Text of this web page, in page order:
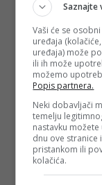
Saznajte
Vaši će se
uređaja
uređaja) može
ili ih može
možemo
Popis partnera.
Neki dobavljači
temelju
nastavku
dnu ove stranice
pristankom ili
kolačića.